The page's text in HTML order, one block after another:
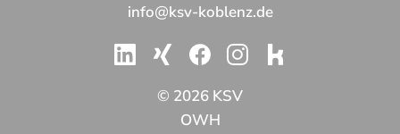
info@ksv-koblenz.de
© 2026 KSV
OWH